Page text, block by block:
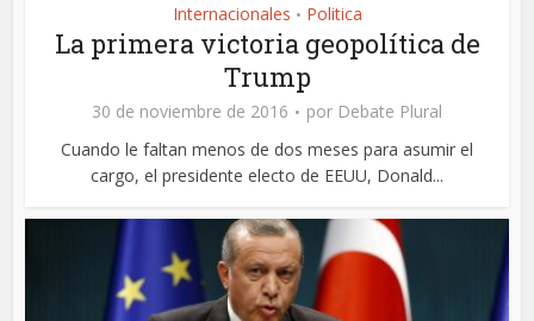
Internacionales • Politica
La primera victoria geopolítica de
Trump
30 de noviembre de 2016 por Debate Plural
Cuando le faltan menos de dos meses para asumir el
cargo, el presidente electo de EEUU, Donald...